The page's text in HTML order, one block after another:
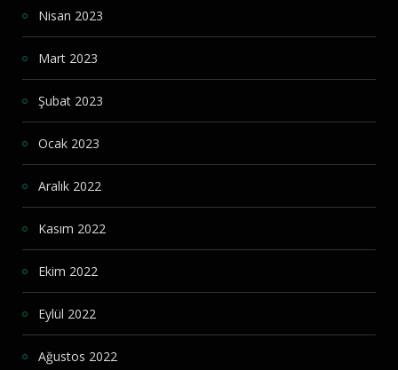
Nisan 2023
Mart 2023
Şubat 2023
Ocak 2023
Aralık 2022
Kasım 2022
Ekim 2022
Eylül 2022
Ağustos 2022